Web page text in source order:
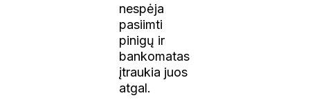
nespėja
pasiimti
pinigų ir
bankomatas
įtraukia juos
atgal.